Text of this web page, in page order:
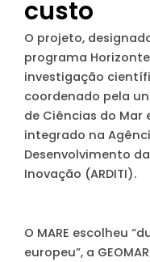
custo
O projeto,
programa
investigação
coordenado pela
de Ciências do Mar
integrado na
Desenvolvimento
Inovação (ARDITI).
O MARE escolheu
europeu”, a